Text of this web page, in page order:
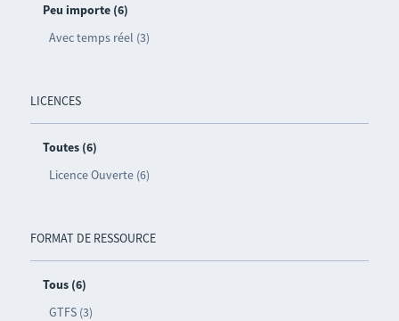
Peu importe (6)
Avec temps réel (3)
LICENCES
Toutes (6)
Licence Ouverte (6)
FORMAT DE RESSOURCE
Tous (6)
GTFS (3)